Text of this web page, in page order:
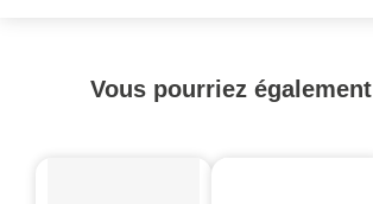
Vous pourriez également